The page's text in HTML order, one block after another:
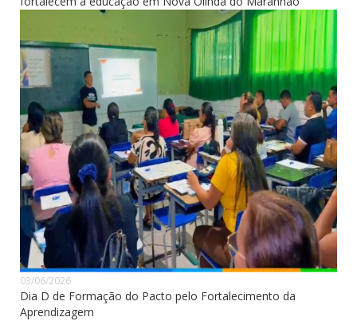
03/06/2026
Dia D de Formação do Pacto pelo Fortalecimento da
Aprendizagem